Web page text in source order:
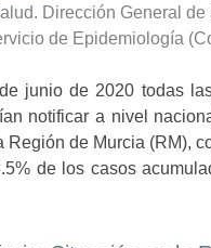
Dirección General
de Epidemiología (
junio de 2020 todas
notificar a nivel
Región de Murcia (RM),
de los casos